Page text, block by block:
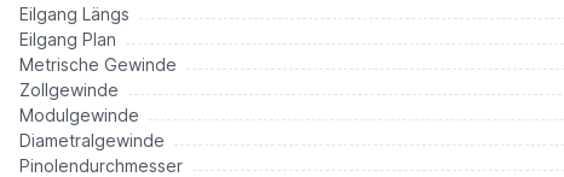
Eilgang Längs
Eilgang Plan
Metrische Gewinde
Zollgewinde
Modulgewinde
Diametralgewinde
Pinolendurchmesser